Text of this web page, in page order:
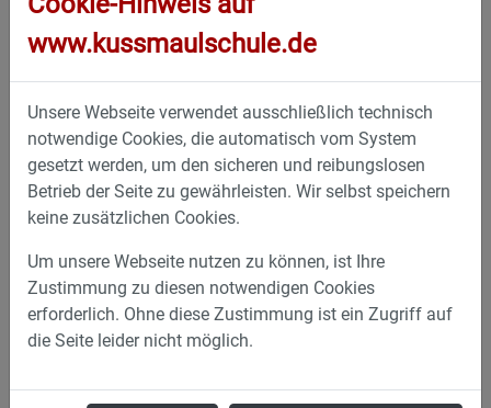
www.kussmaulschule.de
Unsere Webseite verwendet ausschließlich technisch
notwendige Cookies, die automatisch vom System
gesetzt werden, um den sicheren und reibungslosen
Betrieb der Seite zu gewährleisten. Wir selbst speichern
keine zusätzlichen Cookies.
Um unsere Webseite nutzen zu können, ist Ihre
Zustimmung zu diesen notwendigen Cookies
erforderlich. Ohne diese Zustimmung ist ein Zugriff auf
die Seite leider nicht möglich.